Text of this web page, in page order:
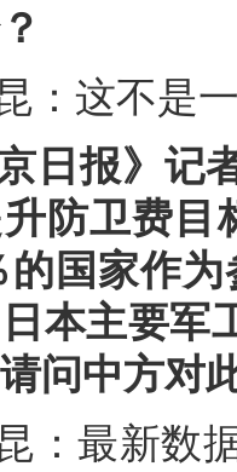
：这不是
京日报》记
防卫费目
的国家作
本主要军
问中方对
：最新数